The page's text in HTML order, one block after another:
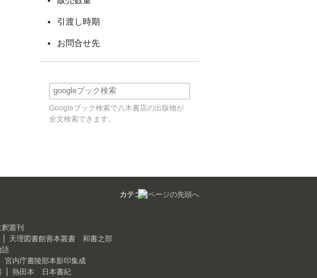
引渡し時期
お問合せ先
Googleブック検索で八木書店の出版物が
全文検索できます。
カテゴリ
叢刊
天理図書館善本叢書 和書之部
語
宮内庁書陵部本影印集成
熱田本 日本書紀